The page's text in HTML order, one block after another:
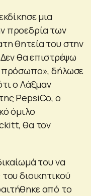
μια
προεδρία των
θητεία του στην
θα επιστρέψω
πρόσωπο», δήλωσε
ο Λάξμαν
PepsiCo, ο
όμιλο
θα τον
του να
διοικητικού
από το